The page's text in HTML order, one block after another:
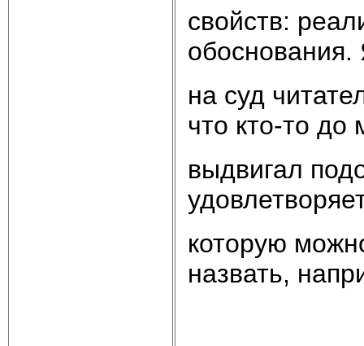
свойств:
на суд
что кто-то до
выдвигал
которую
назвать,